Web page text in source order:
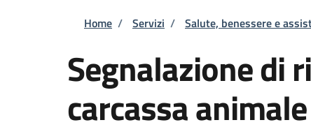
Briciole di pane
Home / Servizi / Salute, benessere e
Segnalazione di
carcassa animale